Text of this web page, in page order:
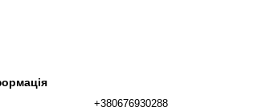
+380676930288